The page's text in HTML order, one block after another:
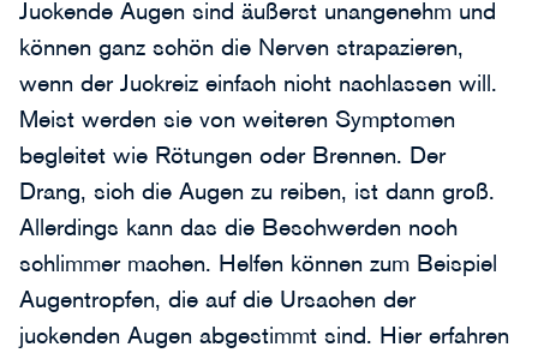
Juckende Augen sind äußerst unangenehm und
können ganz schön die Nerven strapazieren,
wenn der Juckreiz einfach nicht nachlassen will.
Meist werden sie von weiteren Symptomen
begleitet wie Rötungen oder Brennen. Der
Drang, sich die Augen zu reiben, ist dann groß.
Allerdings kann das die Beschwerden noch
schlimmer machen. Helfen können zum Beispiel
Augentropfen, die auf die Ursachen der
juckenden Augen abgestimmt sind. Hier erfahren